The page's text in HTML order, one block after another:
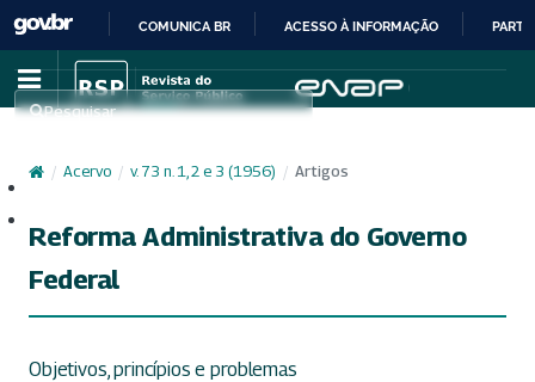
IR
PARA
CONTEÚDO
COMUNICA BR ACESSO À INFORMAÇÃO
Pesquisar
/ Acervo / v. 73 n. 1, 2 e 3 (1956) / Artigos
Reforma Administrativa do Governo
Federal
Objetivos, princípios e problemas